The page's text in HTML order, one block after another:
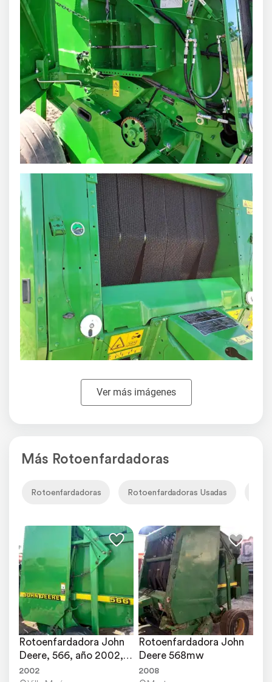
Agroads.com no vende y no participa en ninguna negociación, venta o
perfeccionamiento de operaciones de este aviso.
El usuario asume toda la responsabilidad por la publicación.
Denunciar
Ver más imágenes
Más Rotoenfardadoras
Rotoenfardadoras Rotoenfardadoras Usadas
Rotoenfardadora John
Deere, 566, año 2002,
64.000 Rollos
2002
Rotoenfardadora John
Deere 568mw
2008